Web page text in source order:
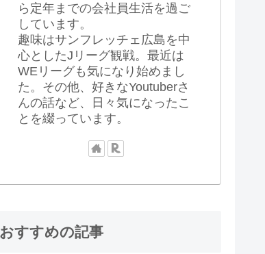
ら定年までの会社員生活を過ご
しています。
趣味はサンフレッチェ広島を中
心としたJリーグ観戦。最近は
WEリーグも気になり始めまし
た。その他、好きなYoutuberさ
んの話など、日々気になったこ
とを綴っています。
おすすめの記事